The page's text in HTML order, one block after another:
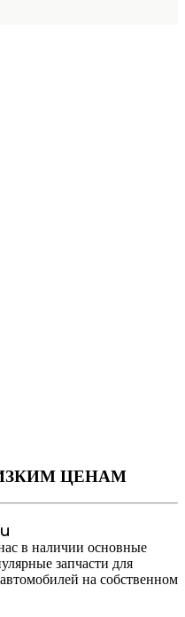
ЦЕНАМ
в наличии основные
запчасти для
на собственном